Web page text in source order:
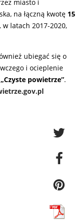
miasto i
na łączną kwotę 15
w latach 2017-2020,
ubiegać się o
i ocieplenie
„Czyste powietrze”.